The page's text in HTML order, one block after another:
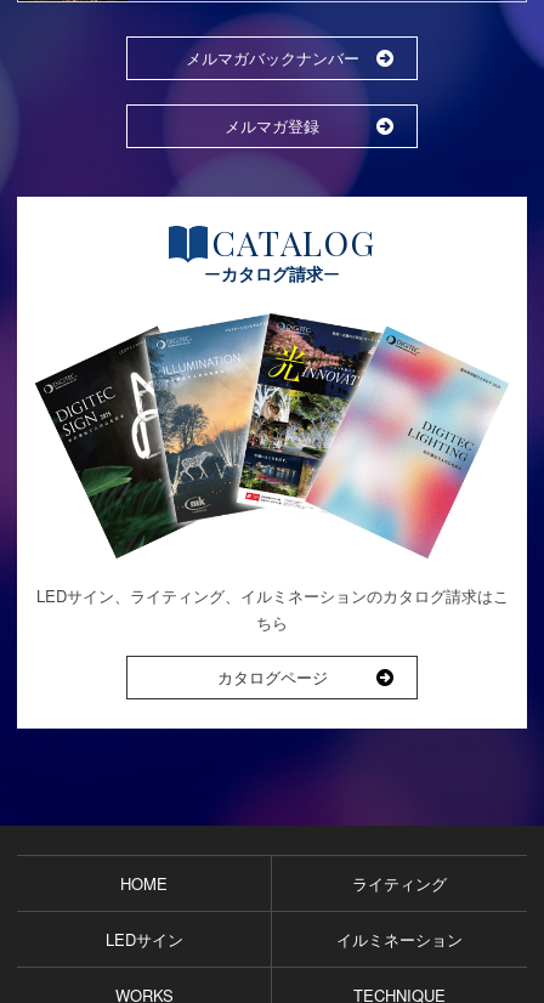
メルマガバックナンバー
メルマガ登録
CATALOG
カタログ請求
LEDサイン、ライティング、イルミネーションのカタログ請求はこ
ちら
カタログページ
HOME ライティング
LEDサイン イルミネーション
WORKS TECHNIQUE